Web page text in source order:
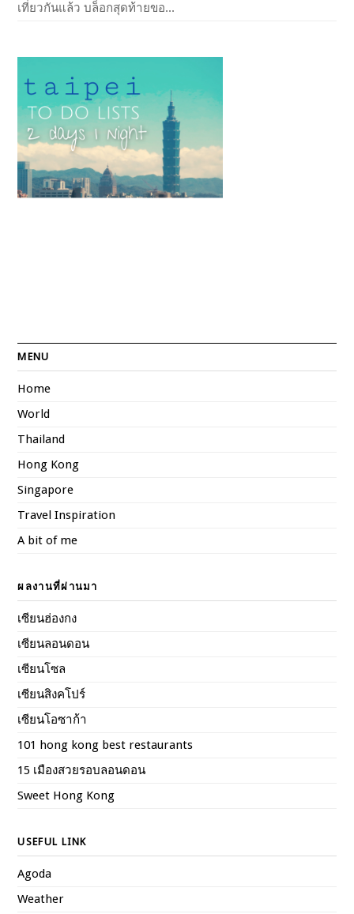
เที่ยวกันแล้ว บล็อกสุดท้ายขอ...
MENU
Home
World
Thailand
Hong Kong
Singapore
Travel Inspiration
A bit of me
ผลงานที่ผ่านมา
เซียนฮ่องกง
เซียนลอนดอน
เซียนโซล
เซียนสิงคโปร์
เซียนโอซาก้า
101 hong kong best restaurants
15 เมืองสวยรอบลอนดอน
Sweet Hong Kong
USEFUL LINK
Agoda
Weather